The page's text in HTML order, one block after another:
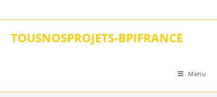
to
TOUSNOSPROJETS-BPIFRANCE
Menu